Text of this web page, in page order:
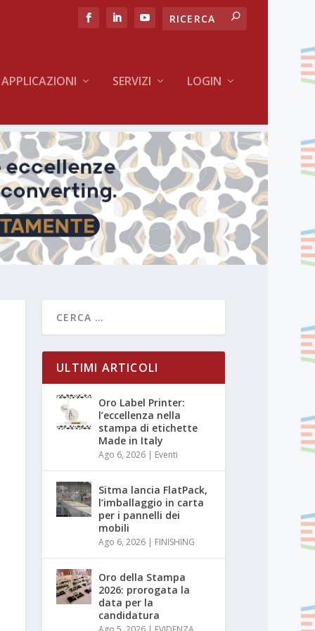
APPLICAZIONI SERVIZI LOGIN
ULTIMI ARTICOLI
Oro Label Printer:
l’eccellenza nella
stampa di etichette
Made in Italy
Ago 6, 2026 | Eventi
Sitma lancia FlatPack,
l’imballaggio in carta
per i pannelli dei
mobili
Ago 6, 2026 | FINISHING
Oro della Stampa
2026: prorogata la
data per la
candidatura